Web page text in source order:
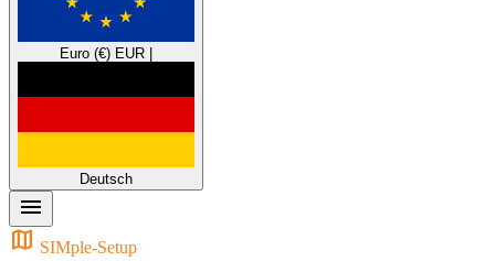
Euro (€) EUR
Deutsch
menu
map SIMple-Setup